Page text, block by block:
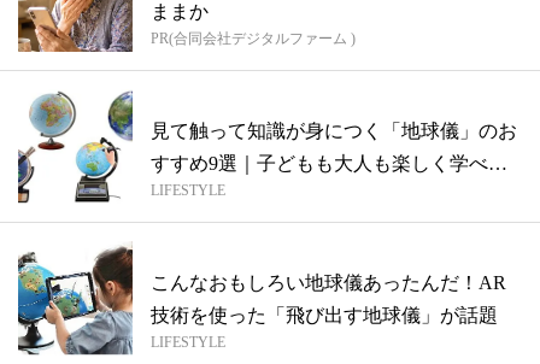
ままか
PR(合同会社デジタルファーム )
見て触って知識が身につく「地球儀」のお
すすめ9選｜子どもも大人も楽しく学べる
遊び...
LIFESTYLE
こんなおもしろい地球儀あったんだ！AR
技術を使った「飛び出す地球儀」が話題
LIFESTYLE